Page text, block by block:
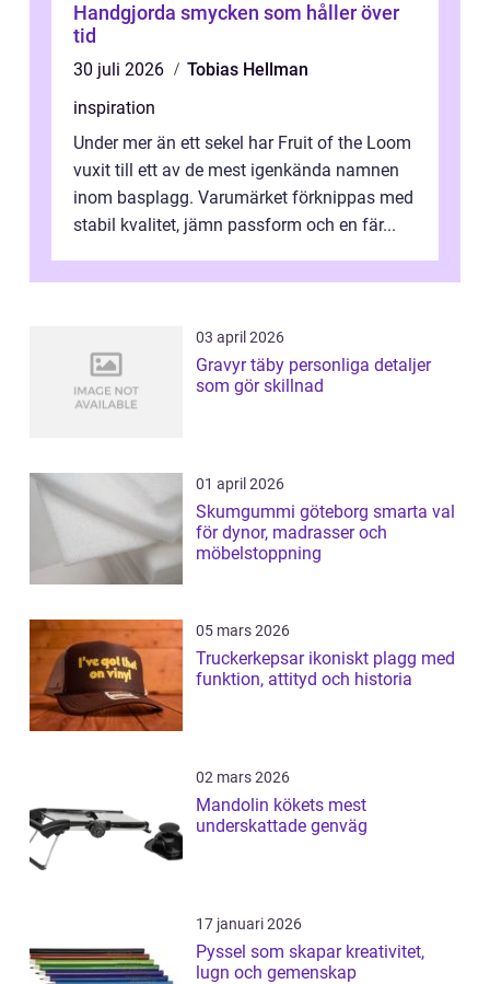
Handgjorda smycken som håller över
tid
30 juli 2026
Tobias Hellman
inspiration
Under mer än ett sekel har Fruit of the Loom
vuxit till ett av de mest igenkända namnen
inom basplagg. Varumärket förknippas med
stabil kvalitet, jämn passform och en fär...
03 april 2026
Gravyr täby personliga detaljer
som gör skillnad
01 april 2026
Skumgummi göteborg smarta val
för dynor, madrasser och
möbelstoppning
05 mars 2026
Truckerkepsar ikoniskt plagg med
funktion, attityd och historia
02 mars 2026
Mandolin kökets mest
underskattade genväg
17 januari 2026
Pyssel som skapar kreativitet,
lugn och gemenskap